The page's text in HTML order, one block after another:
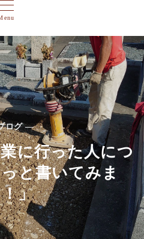
ログ —
に行った人につ
と書いてみま
」